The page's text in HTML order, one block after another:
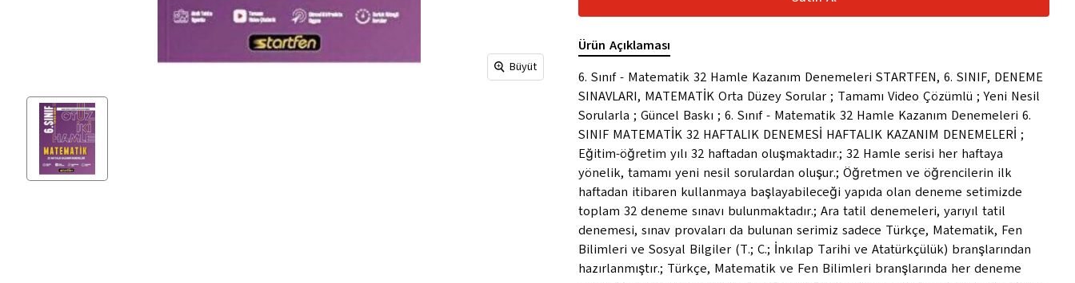
Büyüt
Ürün Açıklaması
6. Sınıf - Matematik 32 Hamle Kazanım Denemeleri STARTFEN, 6. SINIF, DENEME
SINAVLARI, MATEMATİK Orta Düzey Sorular ; Tamamı Video Çözümlü ; Yeni Nesil
Sorularla ; Güncel Baskı ; 6. Sınıf - Matematik 32 Hamle Kazanım Denemeleri 6.
SINIF MATEMATİK 32 HAFTALIK DENEMESİ HAFTALIK KAZANIM DENEMELERİ ;
Eğitim-öğretim yılı 32 haftadan oluşmaktadır.; 32 Hamle serisi her haftaya
yönelik, tamamı yeni nesil sorulardan oluşur.; Öğretmen ve öğrencilerin ilk
haftadan itibaren kullanmaya başlayabileceği yapıda olan deneme setimizde
toplam 32 deneme sınavı bulunmaktadır.; Ara tatil denemeleri, yarıyıl tatil
denemesi, sınav provaları da bulunan serimiz sadece Türkçe, Matematik, Fen
Bilimleri ve Sosyal Bilgiler (T.; C.; İnkılap Tarihi ve Atatürkçülük) branşlarından
hazırlanmıştır.; Türkçe, Matematik ve Fen Bilimleri branşlarında her deneme